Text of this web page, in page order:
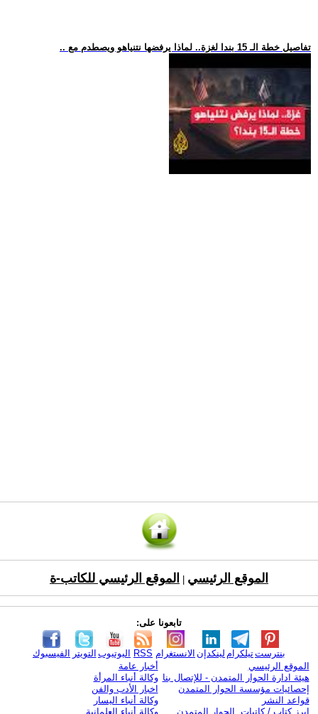
.. تفاصيل خطة الـ 15 بندا لغزة.. لماذا يرفضها نتنياهو ويصطدم مع
الموقع الرئيسي الموقع الرئيسي للكاتب-ة
تابعونا على:
الفيسبوك التويتر اليوتيوب RSS الانستغرام لينكدإن تيلكرامبنترست
الموقع الرئيسي
هيئة ادارة الحوار المتمدن - للإتصال بنا
إحصائيات مؤسسة الحوار المتمدن
قواعد النشر
ابرز كتاب / كاتبات الحوار المتمدن
أخبار عامة
وكالة أنباء المرأة
اخبار الأدب والفن
وكالة أنباء اليسار
وكالة أنباء العلمانية